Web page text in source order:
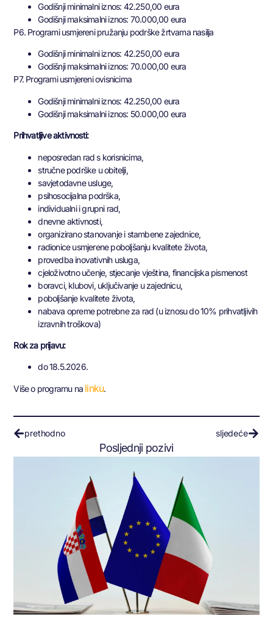
Godišnji minimalni iznos: 42.250,00 eura
Godišnji maksimalni iznos: 70.000,00 eura
P6. Programi usmjereni pružanju podrške žrtvama nasilja
Godišnji minimalni iznos: 42.250,00 eura
Godišnji maksimalni iznos: 70.000,00 eura
P7. Programi usmjereni ovisnicima
Godišnji minimalni iznos: 42.250,00 eura
Godišnji maksimalni iznos: 50.000,00 eura
Prihvatljive aktivnosti:
neposredan rad s korisnicima,
stručne podrške u obitelji,
savjetodavne usluge,
psihosocijalna podrška,
individualni i grupni rad,
dnevne aktivnosti,
organizirano stanovanje i stambene zajednice,
radionice usmjerene poboljšanju kvalitete života,
provedba inovativnih usluga,
cjeloživotno učenje, stjecanje vještina, financijska pismenost
boravci, klubovi, uključivanje u zajednicu,
poboljšanje kvalitete života,
nabava opreme potrebne za rad (u iznosu do 10% prihvatljivih
izravnih troškova)
Rok za prijavu:
do 18.5.2026.
Više o programu na linku.
prethodno sljedeće
Posljednji pozivi